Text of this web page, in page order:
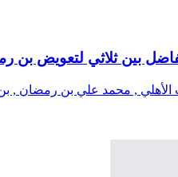
بين ثلاثي لتعويض بن
الأهلي , محمد علي بن رمضان ,